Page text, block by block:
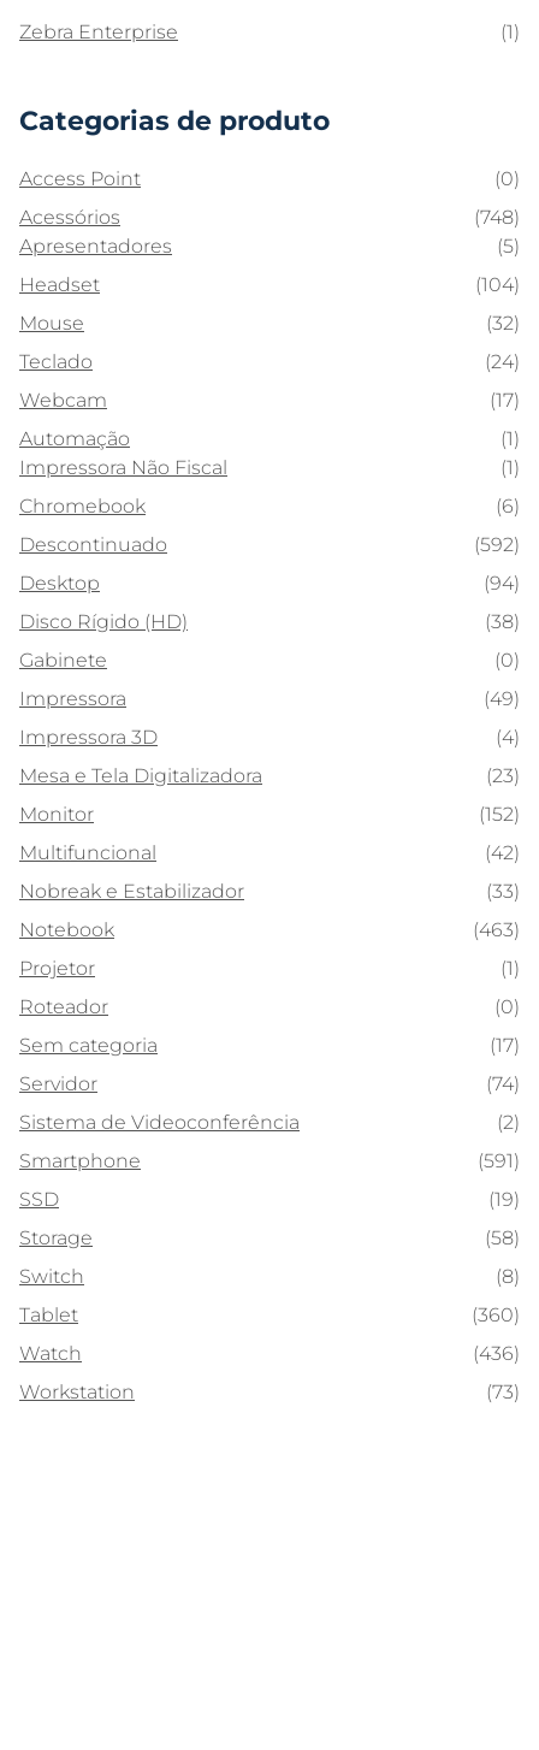
Zebra Enterprise (1)
Categorias de produto
Access Point
(0)
Acessórios
(748)
Apresentadores
(5)
Headset
(104)
Mouse
(32)
Teclado
(24)
Webcam
(17)
Automação
(1)
Impressora Não Fiscal
(1)
Chromebook
(6)
Descontinuado
(592)
Desktop
(94)
Disco Rígido (HD)
(38)
Gabinete
(0)
Impressora
(49)
Impressora 3D
(4)
Mesa e Tela Digitalizadora
(23)
Monitor
(152)
Multifuncional
(42)
Nobreak e Estabilizador
(33)
Notebook
(463)
Projetor
(1)
Roteador
(0)
Sem categoria
(17)
Servidor
(74)
Sistema de Videoconferência
(2)
Smartphone
(591)
SSD
(19)
Storage
(58)
Switch
(8)
Tablet
(360)
Watch
(436)
Workstation
(73)